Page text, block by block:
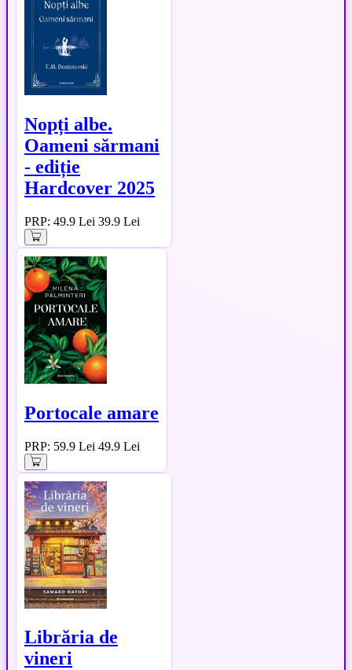
Nopți albe.
Oameni sărmani
- ediție
Hardcover 2025
PRP: 49.9 Lei 39.9 Lei
Portocale amare
PRP: 59.9 Lei 49.9 Lei
Librăria de
vineri